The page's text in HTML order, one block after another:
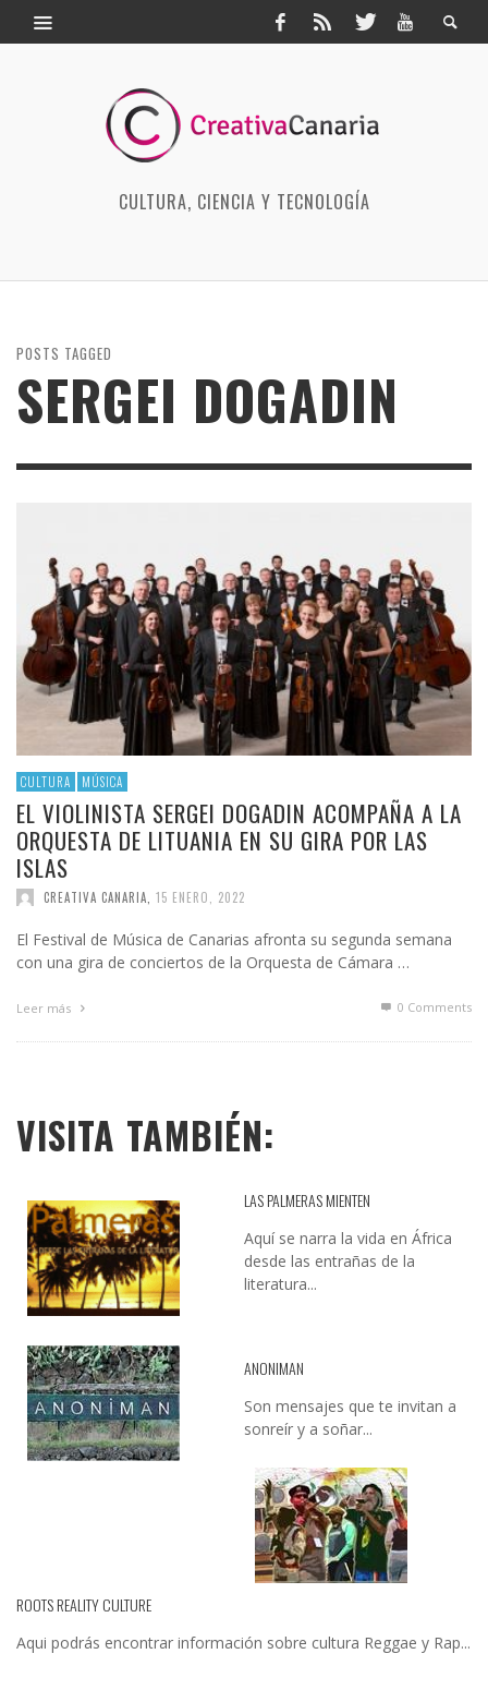
CULTURA, CIENCIA Y TECNOLOGÍA
POSTS TAGGED
SERGEI DOGADIN
CULTURA MÚSICA
EL VIOLINISTA SERGEI DOGADIN ACOMPAÑA A LA
ORQUESTA DE LITUANIA EN SU GIRA POR LAS
ISLAS
CREATIVA CANARIA 15 ENERO, 2022
El Festival de Música de Canarias afronta su segunda semana
con una gira de conciertos de la Orquesta de Cámara …
Leer más 0 Comments
VISITA TAMBIÉN:
LAS PALMERAS MIENTEN
Aquí se narra la vida en África
desde las entrañas de la
literatura...
ANONIMAN
Son mensajes que te invitan a
sonreír y a soñar...
ROOTS REALITY CULTURE
Aqui podrás encontrar información sobre cultura Reggae y Rap...